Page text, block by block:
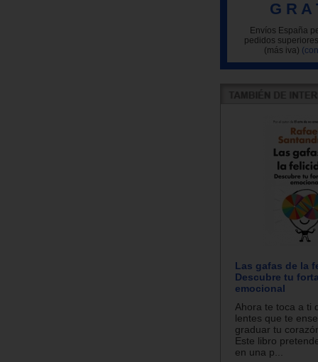
G R A
Envíos España
pedidos
(más iva)
Las gafas de la
Descubre tu
emocional
Ahora te toca a ti
lentes que te
graduar tu
Este libro
en una p...